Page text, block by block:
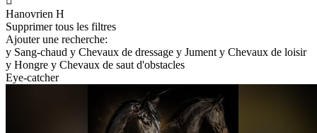
Hanovrien H
Supprimer tous les filtres
Ajouter une recherche:
y Sang-chaud y Chevaux de dressage y Jument y Chevaux de loisir
y Hongre y Chevaux de saut d'obstacles
Eye-catcher